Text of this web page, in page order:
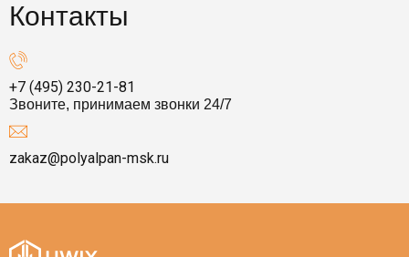
Контакты
+7 (495) 230-21-81
Звоните, принимаем звонки 24/7
zakaz@polyalpan-msk.ru